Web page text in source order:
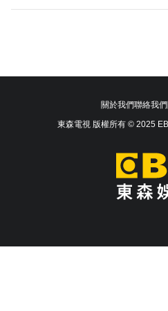
關於我們聯絡我們
東森電視 版權所有 © 2025